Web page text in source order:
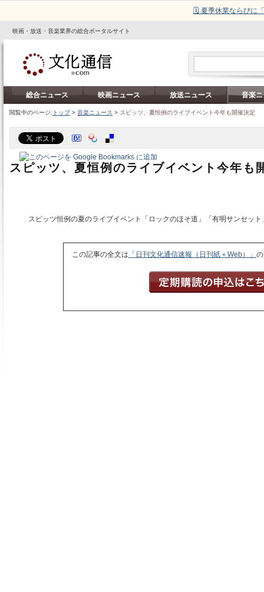
🗓️ 夏季休業ならびに
映画・放送・音楽業界の総合ポータルサイト
総合ニュース 映画ニュース 放送ニュース 音楽
閲覧中のページ: トップ> 音楽ニュース > スピッツ、夏恒例のライブイベント今年も開催決定
スピッツ、夏恒例のライブイベント今年も
スピッツ恒例の夏のライブイベント「ロックのほそ道」「有明サンセッ
この記事の全文は 「日刊文化通信速報（日刊紙＋Web）」